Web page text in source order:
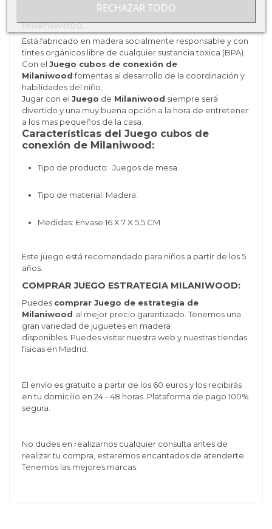
Ventajas del Juego cubos de conexión de
Milaniwood.
Está fabricado en madera socialmente responsable y con
tintes orgánicos libre de cualquier sustancia toxica (BPA).
Con el Juego cubos de conexión de
Milaniwoodfomentas al desarrollo de la coordinación y
habilidades del niño.
Jugar con el Juego de Milaniwood siempre será
divertido y una muy buena opción a la hora de entretener
a los mas pequeños de la casa.
Características del Juego cubos de
conexión de Milaniwood:
Tipo de producto: Juegos de mesa.
Tipo de material: Madera.
Medidas: Envase 16 X 7 X 5,5 CM
Este juego está recomendado para niños a partir de los 5
años.
COMPRAR JUEGO ESTRATEGIA MILANIWOOD:
Puedes comprar Juego de estrategia de
Milaniwood al mejor precio garantizado. Tenemos una
gran variedad de juguetes en madera
disponibles. Puedes visitar nuestra web y nuestras tiendas
físicas en Madrid.
El envío es gratuito a partir de los 60 euros y los recibirás
en tu domicilio en 24 - 48 horas. Plataforma de pago 100%
segura.
No dudes en realizarnos cualquier consulta antes de
realizar tu compra, estaremos encantados de atenderte.
Tenemos las mejores marcas.
RECHAZAR TODO